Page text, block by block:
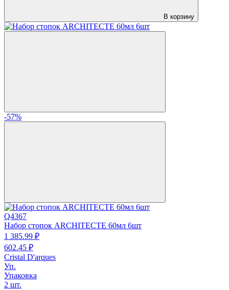
В корзину
-57%
Q4367
Набор стопок ARCHITECTE 60мл 6шт
1 385.99 ₽
602.45 ₽
Cristal D'arques
Уп.
Упаковка
2 шт.